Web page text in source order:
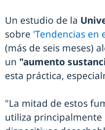
Un estudio de la
sobre 'Tendencias en
(más de seis meses)
un "aumento
esta práctica,
"La mitad de estos
utiliza principalmente